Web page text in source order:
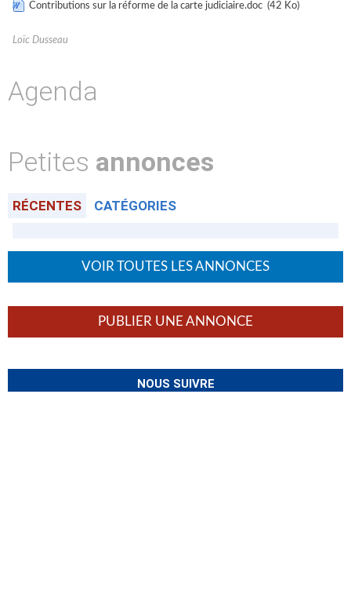
Contributions sur la réforme de la carte judiciaire.doc (42 Ko)
Loïc Dusseau
Agenda
Petites annonces
RÉCENTES CATÉGORIES
VOIR TOUTES LES ANNONCES
PUBLIER UNE ANNONCE
NOUS SUIVRE